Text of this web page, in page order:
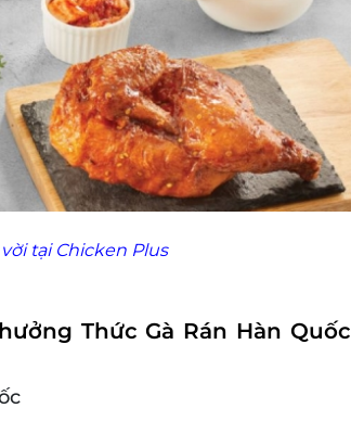
An
Đức Hoà, Long An
tại Chicken Plus
Thức Gà Rán Hàn Quốc